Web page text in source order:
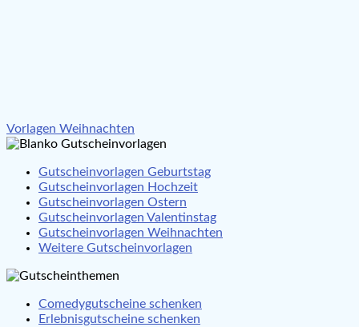
Beitragsnavigation
Vorlagen Weihnachten
Gutscheinvorlagen Geburtstag
Gutscheinvorlagen Hochzeit
Gutscheinvorlagen Ostern
Gutscheinvorlagen Valentinstag
Gutscheinvorlagen Weihnachten
Weitere Gutscheinvorlagen
Comedygutscheine schenken
Erlebnisgutscheine schenken